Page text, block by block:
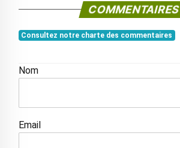
COMMENTAIRES
Consultez notre charte des commentaires
Nom
Email